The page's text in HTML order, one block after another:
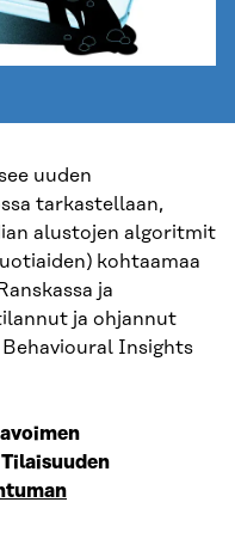
uuden
tarkastellaan,
alustojen algoritmit
kohtaamaa
ja
ja ohjannut
Insights